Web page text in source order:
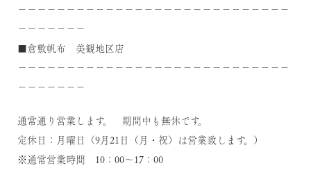
－－－－－－－－－－－－－－－－－－－－－－－－－－－－
－－－－－－－
■倉敷帆布 美観地区店
－－－－－－－－－－－－－－－－－－－－－－－－－－－－
－－－－－－－
通常通り営業します。 期間中も無休です。
定休日：月曜日（9月21日（月・祝）は営業致します。）
※通常営業時間 10：00～17：00